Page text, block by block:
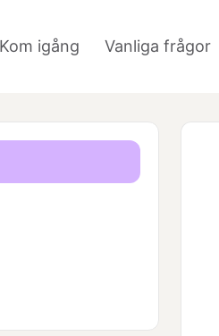
Kom igång Vanliga frågor